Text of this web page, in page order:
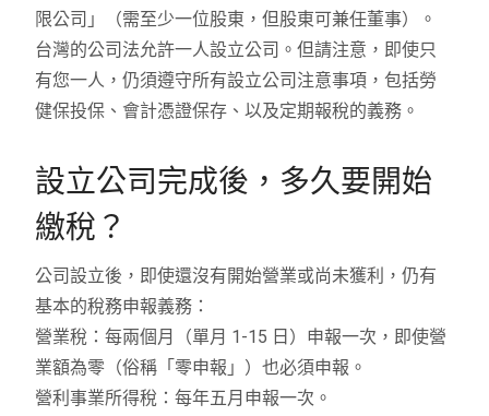
限公司」（需至少一位股東，但股東可兼任董事）。
台灣的公司法允許一人設立公司。但請注意，即使只
有您一人，仍須遵守所有設立公司注意事項，包括勞
健保投保、會計憑證保存、以及定期報稅的義務。
設立公司完成後，多久要開始
繳稅？
公司設立後，即使還沒有開始營業或尚未獲利，仍有
基本的稅務申報義務：
營業稅：每兩個月（單月 1-15 日）申報一次，即使營
業額為零（俗稱「零申報」）也必須申報。
營利事業所得稅：每年五月申報一次。